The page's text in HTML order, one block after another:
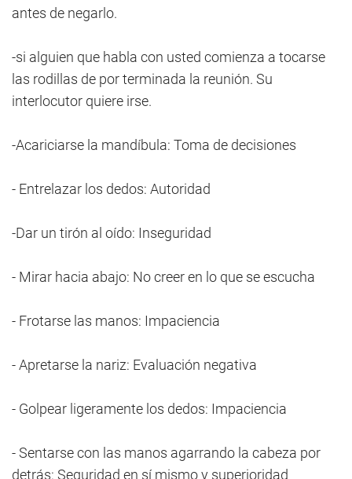
antes de negarlo.
-si alguien que habla con usted comienza a tocarse
las rodillas de por terminada la reunión. Su
interlocutor quiere irse.
-Acariciarse la mandíbula: Toma de decisiones
- Entrelazar los dedos: Autoridad
-Dar un tirón al oído: Inseguridad
- Mirar hacia abajo: No creer en lo que se escucha
- Frotarse las manos: Impaciencia
- Apretarse la nariz: Evaluación negativa
- Golpear ligeramente los dedos: Impaciencia
- Sentarse con las manos agarrando la cabeza por
detrás: Seguridad en sí mismo y superioridad